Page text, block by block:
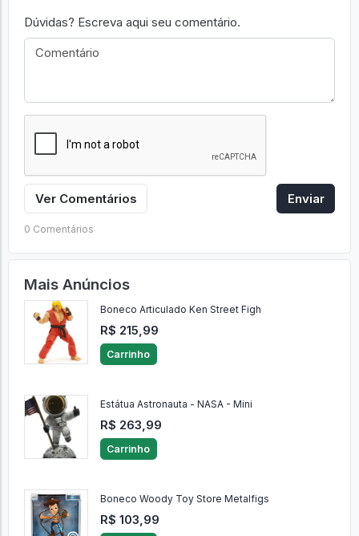
Dúvidas? Escreva aqui seu comentário.
Ver Comentários Enviar
0 Comentários
Mais Anúncios
Boneco Articulado Ken Street Figh
R$ 215,99
Carrinho
Estátua Astronauta - NASA - Mini
R$ 263,99
Carrinho
Boneco Woody Toy Store Metalfigs
R$ 103,99